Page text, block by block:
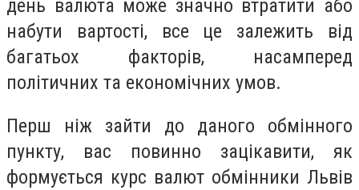
день валюта може значно втратити або
набути вартості, все це залежить від
багатьох факторів, насамперед
політичних та економічних умов.
Перш ніж зайти до даного обмінного
пункту, вас повинно зацікавити, як
формується курс валют обмінники Львів